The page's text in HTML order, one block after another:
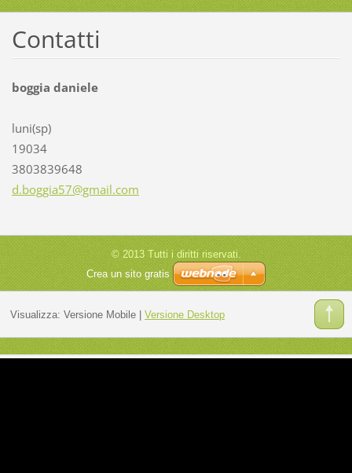
Contatti
boggia daniele
luni(sp)
19034
3803839648
d.boggia57@gmail.com
© 2013 Tutti i diritti riservati.
Crea un sito gratis
Visualizza: Versione Mobile| Versione Desktop